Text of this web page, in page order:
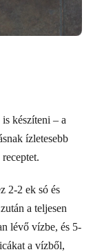
készíteni – a
ízletesebb
2-2 ek só és
a teljesen
lévő vízbe, és 5-
a vízből,